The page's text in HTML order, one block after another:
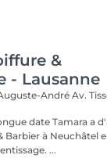
&
- Lausanne
André Av.
d'abord fondé le salon
Barbier à Neuchâtel
...